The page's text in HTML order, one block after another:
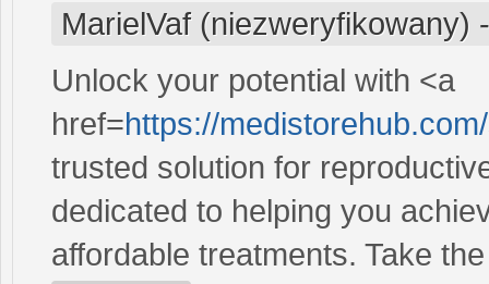
MarielVaf (niezweryfikowany)
Unlock your potential with <a
href=https://
trusted solution for
dedicated to helping you
affordable treatments. Take